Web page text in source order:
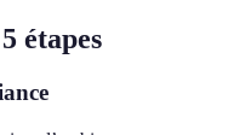
étapes